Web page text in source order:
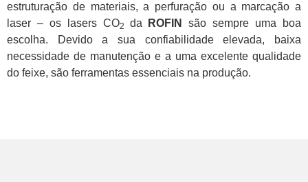
estruturação de materiais, a perfuração ou a marcação a
laser – os lasers CO2 da ROFIN
são sempre uma boa
escolha. Devido a sua confiabilidade elevada, baixa
necessidade de manutenção e a uma excelente qualidade
do feixe, são ferramentas essenciais na produção.